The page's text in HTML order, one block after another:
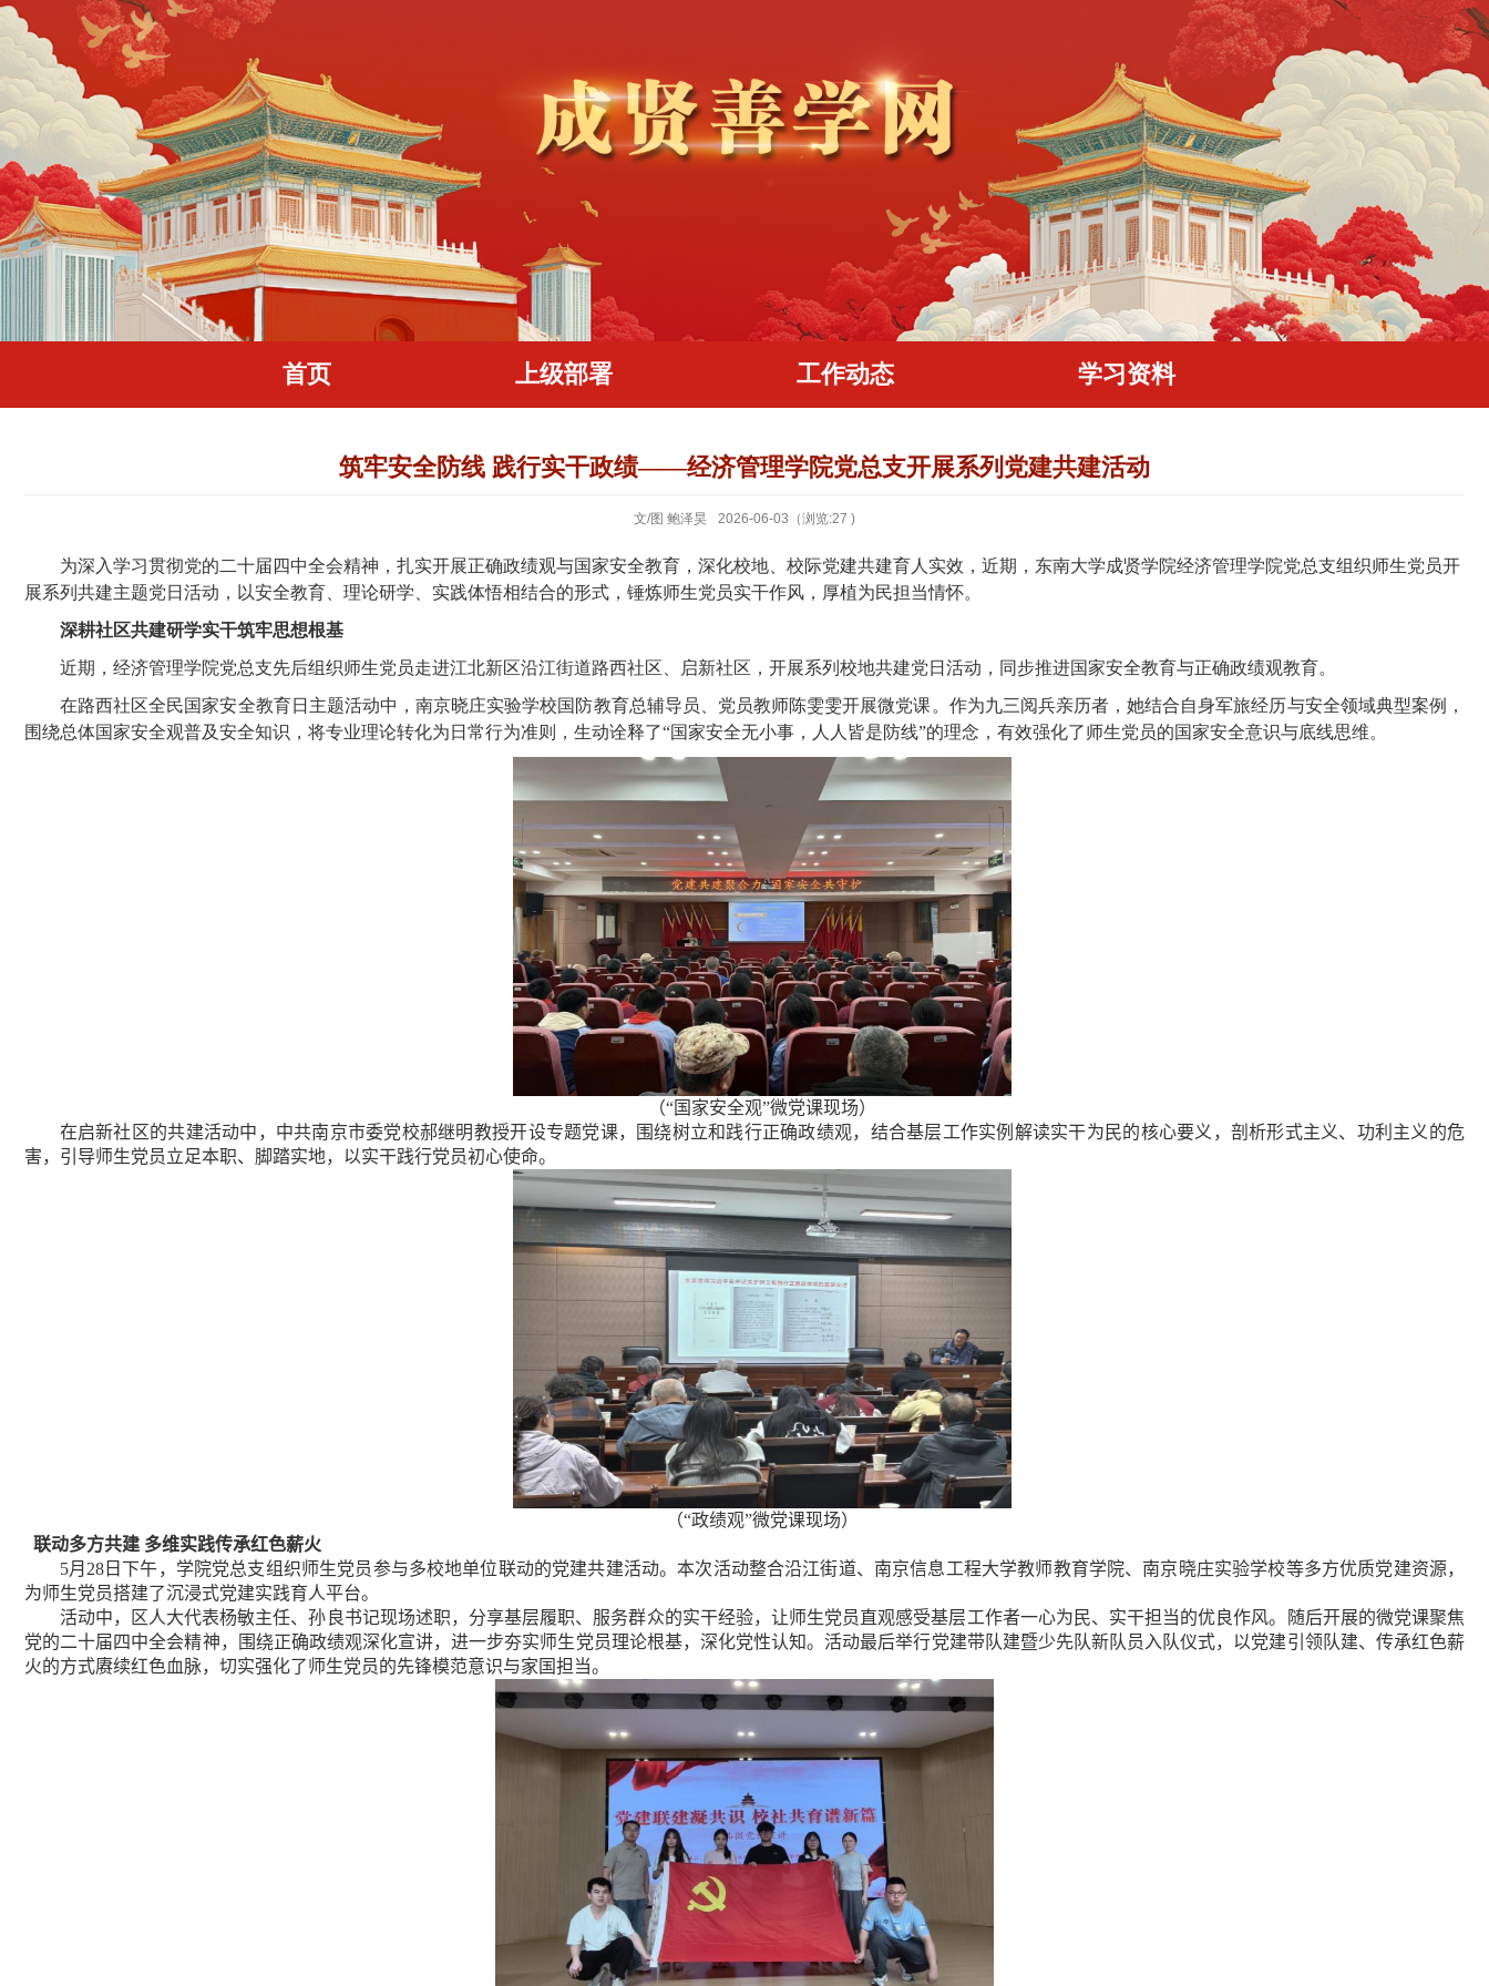
首页 上级部署 工作动态 学习资料
筑牢安全防线 践行实干政绩——经济管理学院党总支开展系列党建共建活动
文/图 鲍泽昊 2026-06-03 （浏览:27 )
为深入学习贯彻党的二十届四中全会精神 ，扎实开展正确政绩观与国家安全教育，深化校地、校际党建共建育人实效 ，近期，东南大学成贤学院经济管理学院党总支组织师生党员开
展系列共建主题党日活动，以安全教育、理论研学、实践体悟相结合的形式，锤炼师生党员实干作风，厚植为民担当情怀。
深耕社区共建研学实干筑牢思想根基
近期， 经济管理学院党总支先后组织师生党员走进江北新区沿江街道路西社区、启新社区，开展系列校地共建党日活动，同步推进国家安全教育与正确政绩观教育。
在路西社区全民国家安全教育日主题活动中，南京晓庄实验学校国防教育总辅导员、党员教师陈雯雯开展微党课。作为九三阅兵亲历者，她结合自身军旅经历与安全领域典型案例，
围绕总体国家安全观普及安全知识，将专业理论转化为日常行为准则，生动诠释了“国家安全无小事，人人皆是防线”的理念，有效强化了师生党员的国家安全意识与底线思维。
（“国家安全观”微党课现场）
在启新社区的共建活动中，中共南京市委党校郝继明教授开设专题党课，围绕树立和践行正确政绩观，结合基层工作实例解读实干为民的核心要义，剖析形式主义、功利主义的危
害，引导师生党员立足本职、脚踏实地，以实干践行党员初心使命。
（“政绩观”微党课现场）
联动多方共建 多维实践传承红色薪火
5月 28 日下午，学院党总支组织师生党员参与多校地单位联动的党建共建活动。本次活动整合沿江街道、南京信息工程大学教师教育学院、南京晓庄实验学校等多方优质党建资源，
为师生党员搭建了沉浸式党建实践育人平台。
活动中，区人大代表杨敏主任、孙良书记现场述职，分享基层履职、服务群众的实干经验，让师生党员直观感受基层工作者一心为民、实干担当的优良作风。随后开展的微党课聚焦
党的二十届四中全会精神，围绕正确政绩观深化宣讲，进一步夯实师生党员理论根基，深化党性认知。活动最后举行党建带队建暨少先队新队员入队仪式，以党建引领队建、传承红色薪
火的方式赓续红色血脉，切实强化了师生党员的先锋模范意识与家国担当。